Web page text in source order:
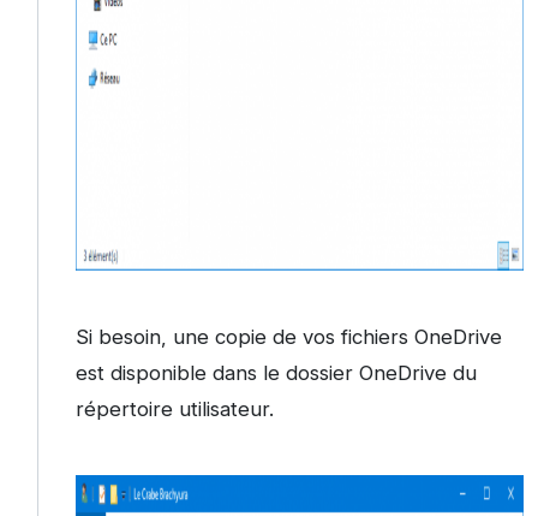
Si besoin, une copie de vos fichiers OneDrive
est disponible dans le dossier OneDrive du
répertoire utilisateur.